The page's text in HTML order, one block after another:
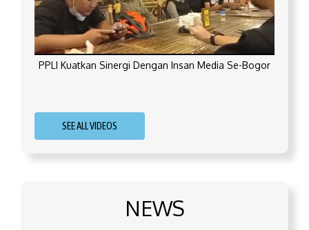
PPLI Kuatkan Sinergi Dengan Insan Media Se-Bogor
SEE ALL VIDEOS
NEWS